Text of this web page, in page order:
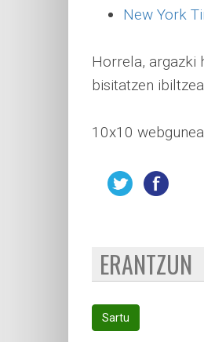
New York
Horrela, argazki
bisitatzen
10x10
ERANTZUN
Sartu